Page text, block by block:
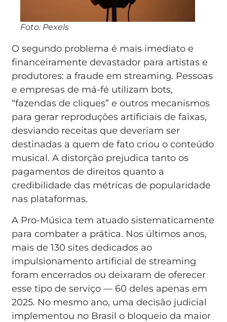
Foto: Pexels
O segundo problema é mais imediato e
financeiramente devastador para artistas e
produtores: a fraude em streaming. Pessoas
e empresas de má-fé utilizam bots,
“fazendas de cliques” e outros mecanismos
para gerar reproduções artificiais de faixas,
desviando receitas que deveriam ser
destinadas a quem de fato criou o conteúdo
musical. A distorção prejudica tanto os
pagamentos de direitos quanto a
credibilidade das métricas de popularidade
nas plataformas.
A Pro-Música tem atuado sistematicamente
para combater a prática. Nos últimos anos,
mais de 130 sites dedicados ao
impulsionamento artificial de streaming
foram encerrados ou deixaram de oferecer
esse tipo de serviço — 60 deles apenas em
2025. No mesmo ano, uma decisão judicial
implementou no Brasil o bloqueio da maior